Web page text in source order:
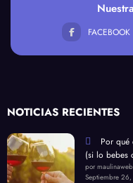
FACEBOOK
NOTICIAS RECIENTES
Por qué
(si lo bebes
por maulinaweb
Septiembre